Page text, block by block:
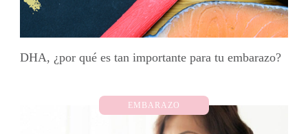
DHA, ¿por qué es tan importante para tu embarazo?
EMBARAZO